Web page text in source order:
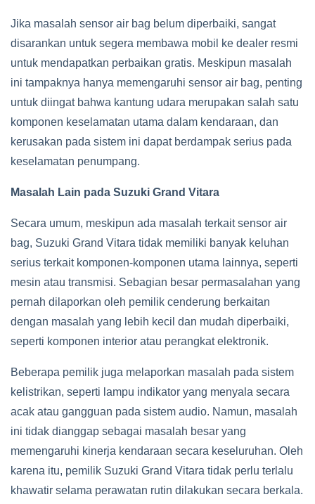
Jika masalah sensor air bag belum diperbaiki, sangat
disarankan untuk segera membawa mobil ke dealer resmi
untuk mendapatkan perbaikan gratis. Meskipun masalah
ini tampaknya hanya memengaruhi sensor air bag, penting
untuk diingat bahwa kantung udara merupakan salah satu
komponen keselamatan utama dalam kendaraan, dan
kerusakan pada sistem ini dapat berdampak serius pada
keselamatan penumpang.
Masalah Lain pada Suzuki Grand Vitara
Secara umum, meskipun ada masalah terkait sensor air
bag, Suzuki Grand Vitara tidak memiliki banyak keluhan
serius terkait komponen-komponen utama lainnya, seperti
mesin atau transmisi. Sebagian besar permasalahan yang
pernah dilaporkan oleh pemilik cenderung berkaitan
dengan masalah yang lebih kecil dan mudah diperbaiki,
seperti komponen interior atau perangkat elektronik.
Beberapa pemilik juga melaporkan masalah pada sistem
kelistrikan, seperti lampu indikator yang menyala secara
acak atau gangguan pada sistem audio. Namun, masalah
ini tidak dianggap sebagai masalah besar yang
memengaruhi kinerja kendaraan secara keseluruhan. Oleh
karena itu, pemilik Suzuki Grand Vitara tidak perlu terlalu
khawatir selama perawatan rutin dilakukan secara berkala.